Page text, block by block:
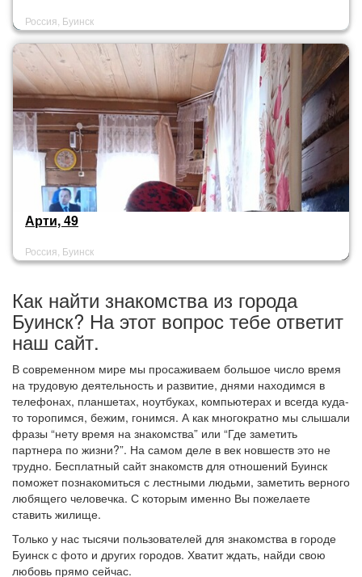
Россия, Буинск
Арти, 49
Россия, Буинск
Как найти знакомства из города
Буинск? На этот вопрос тебе ответит
наш сайт.
В современном мире мы просаживаем большое число время
на трудовую деятельность и развитие, днями находимся в
телефонах, планшетах, ноутбуках, компьютерах и всегда куда-
то торопимся, бежим, гонимся. А как многократно мы слышали
фразы “нету время на знакомства” или “Где заметить
партнера по жизни?”. На самом деле в век новшеств это не
трудно. Бесплатный сайт знакомств для отношений Буинск
поможет познакомиться с лестными людьми, заметить верного
любящего человечка. С которым именно Вы пожелаете
ставить жилище.
Только у нас тысячи пользователей для знакомства в городе
Буинск с фото и других городов. Хватит ждать, найди свою
любовь прямо сейчас.